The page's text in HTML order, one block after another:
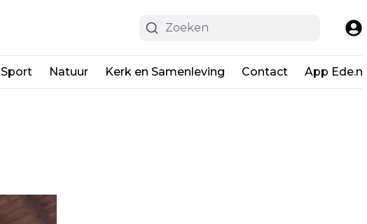
Sport Natuur Kerk en Samenleving Contact App